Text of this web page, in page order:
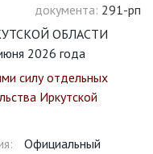
документа: 291-рп
ОБЛАСТИ
2026 года
силу отдельных
Иркутской
Официальный